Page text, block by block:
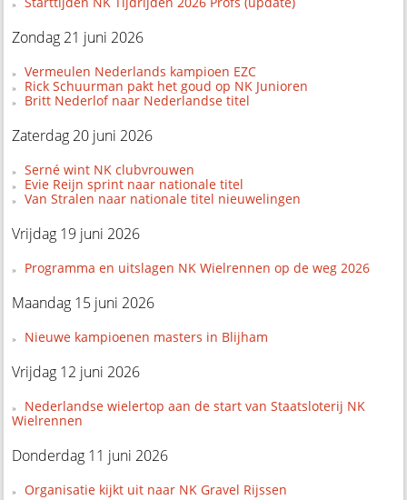
Zondag 21 juni 2026
Vermeulen Nederlands kampioen EZC
Rick Schuurman pakt het goud op NK Junioren
Britt Nederlof naar Nederlandse titel
Zaterdag 20 juni 2026
Serné wint NK clubvrouwen
Evie Reijn sprint naar nationale titel
Van Stralen naar nationale titel nieuwelingen
Vrijdag 19 juni 2026
Programma en uitslagen NK Wielrennen op de weg 2026
Maandag 15 juni 2026
Nieuwe kampioenen masters in Blijham
Vrijdag 12 juni 2026
Nederlandse wielertop aan de start van Staatsloterij NK
Wielrennen
Donderdag 11 juni 2026
Organisatie kijkt uit naar NK Gravel Rijssen